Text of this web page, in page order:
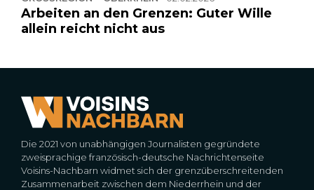
Arbeiten an den Grenzen: Guter Wille
allein reicht nicht aus
Die 2021 von unabhängigen Journalisten gegründete
zweisprachige französisch-deutsche Nachrichtenseite
Voisins-Nachbarn widmet sich der grenzüberschreitenden
Zusammenarbeit zwischen dem Niederrhein und der